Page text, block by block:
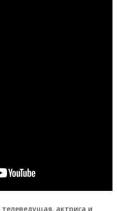
телеведущая, актриса и